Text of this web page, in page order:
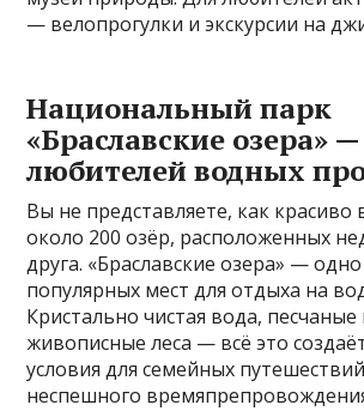
— велопрогулки и экскурсии на
Национальный парк
«Браславские озера»
любителей водных
Вы не представляете, как красиво
около 200 озёр, расположенных
друга. «Браславские озера» —
популярных мест для отдыха на
Кристально чистая вода,
живописные леса — всё это
условия для семейных
неспешного